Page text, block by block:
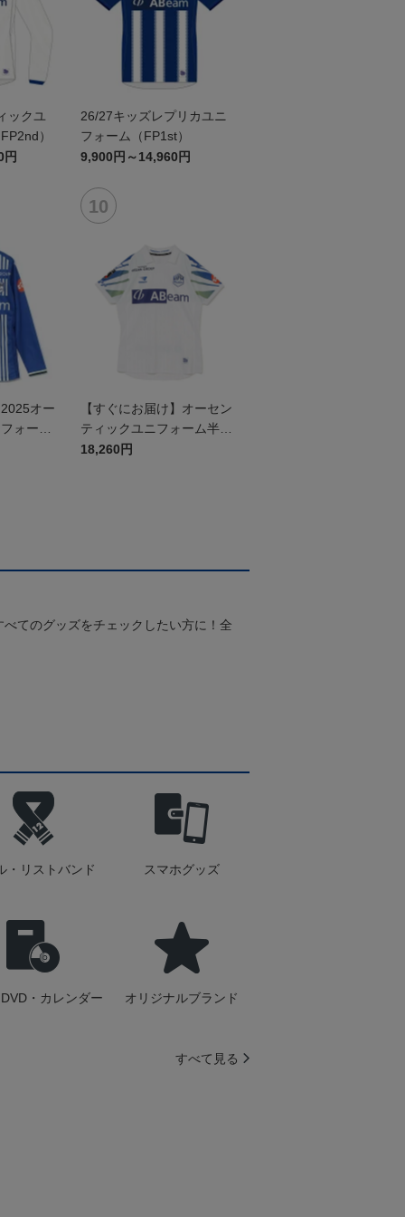
ックユ
）
円
26/27キッズレプリカユニ
フォーム（FP1st）
9,900円～14,960円
オー
ォーム
【すぐにお届け】オーセン
ティックユニフォーム半袖
（2026百年構想リーグ）F
18,260円
てのグッズをチェックしたい方に！全
・リストバンド スマホグッズ
・カレンダー オリジナルブランド
すべて見る